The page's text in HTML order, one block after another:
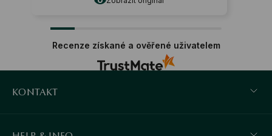
Recenze získané a ověřené uživatelem
KONTAKT